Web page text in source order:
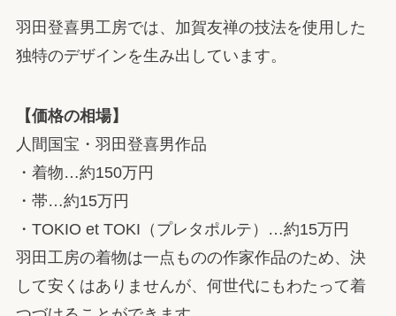
羽田登喜男工房では、加賀友禅の技法を使用した
独特のデザインを生み出しています。
【価格の相場】
人間国宝・羽田登喜男作品
・着物…約150万円
・帯…約15万円
・TOKIO et TOKI（プレタポルテ）…約15万円
羽田工房の着物は一点ものの作家作品のため、決
して安くはありませんが、何世代にもわたって着